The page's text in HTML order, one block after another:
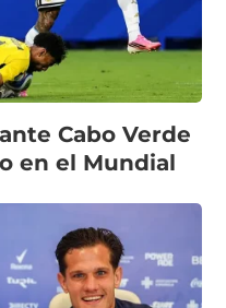
Cabo Verde
en el Mundial